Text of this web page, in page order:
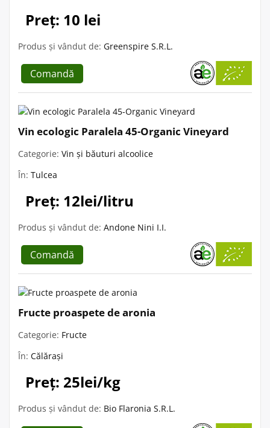
Preț: 10 lei
Produs și vândut de: Greenspire S.R.L.
Comandă
Vin ecologic Paralela 45-Organic Vineyard
Categorie: Vin și băuturi alcoolice
În: Tulcea
Preț: 12lei/litru
Produs și vândut de: Andone Nini I.I.
Comandă
Fructe proaspete de aronia
Categorie: Fructe
În: Călărași
Preț: 25lei/kg
Produs și vândut de: Bio Flaronia S.R.L.